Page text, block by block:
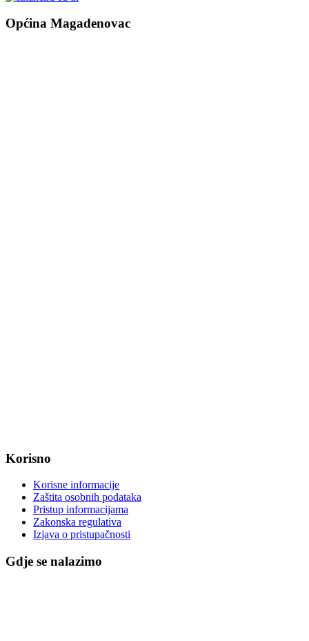
Općina Magadenovac
Korisno
Korisne informacije
Zaštita osobnih podataka
Pristup informacijama
Zakonska regulativa
Izjava o pristupačnosti
Gdje se nalazimo